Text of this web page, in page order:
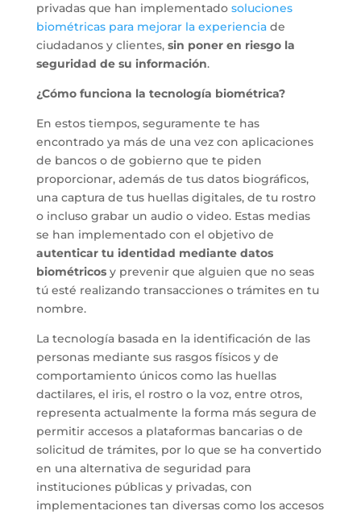
privadas que han implementado soluciones
biométricas para mejorar la experienciade
ciudadanos y clientes, sin poner en riesgo la
seguridad de su información.
¿Cómo funciona la tecnología biométrica?
En estos tiempos, seguramente te has
encontrado ya más de una vez con aplicaciones
de bancos o de gobierno que te piden
proporcionar, además de tus datos biográficos,
una captura de tus huellas digitales, de tu rostro
o incluso grabar un audio o video. Estas medias
se han implementado con el objetivo de
autenticar tu identidad mediante datos
biométricos y prevenir que alguien que no seas
tú esté realizando transacciones o trámites en tu
nombre.
La tecnología basada en la identificación de las
personas mediante sus rasgos físicos y de
comportamiento únicos como las huellas
dactilares, el iris, el rostro o la voz, entre otros,
representa actualmente la forma más segura de
permitir accesos a plataformas bancarias o de
solicitud de trámites, por lo que se ha convertido
en una alternativa de seguridad para
instituciones públicas y privadas, con
implementaciones tan diversas como los accesos